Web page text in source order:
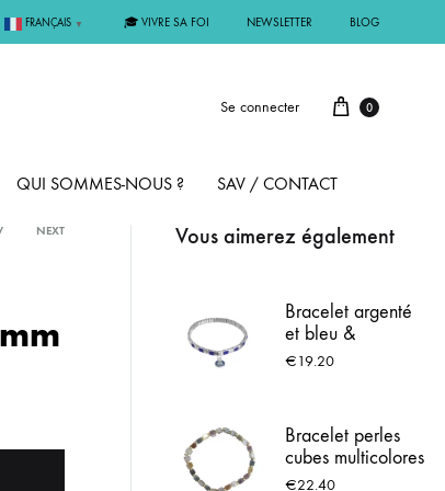
FRANÇAIS ▼ 🎓 VIVRE SA FOI NEWSLETTER BLOG
Se connecter 0
ARGENT
PLAQUÉ OR
QUI SOMMES-NOUS ? SAV / CONTACT
NEXT Vous aimerez également
Bracelet argenté
et bleu &
Médaille de
€19.20
Bracelet perles
cubes multicolores
Leo & Geo –
€22.40